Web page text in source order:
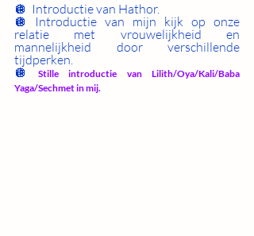
🪩  Introductie van Hathor.
🪩 Introductie van mijn kijk op onze
relatie met vrouwelijkheid en
mannelijkheid door verschillende
tijdperken.
🪩
Stille introductie van Lilith/Oya/Kali/Baba
Yaga/Sechmet in mij.